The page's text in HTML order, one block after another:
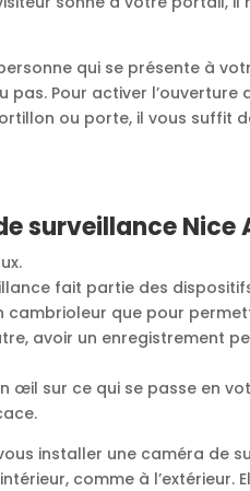
qui se présente à
pas. Pour activer l’ouverture
ou porte, il vous suffit
surveillance Nice
fait partie des
que pour
avoir un enregistrement
œil sur ce qui se passe en
installer une caméra de
comme à l’extérieur.